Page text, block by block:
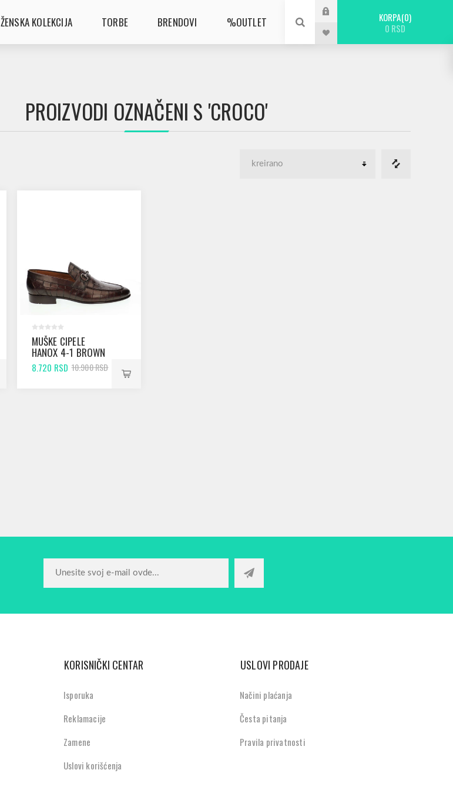
ŽENSKA KOLEKCIJA TORBE BRENDOVI %OUTLET KORPA 0
0 RSD
PROIZVODI OZNAČENI S 'CROCO'
MUŠKE CIPELE
HANOX 4-1 BROWN
CROCO
8.720 RSD 10.900 RSD
KORISNIČKI CENTAR
Isporuka
Reklamacije
Zamene
Uslovi korišćenja
USLOVI PRODAJE
Načini plaćanja
Česta pitanja
Pravila privatnosti